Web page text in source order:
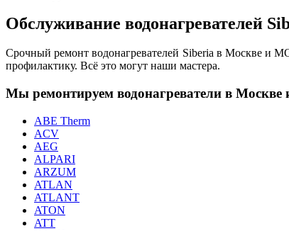
Обслуживание водонагревателей
Срочный ремонт водонагревателей Siberia в Москве и
профилактику. Всё это могут наши мастера.
Мы ремонтируем водонагреватели в
ABE Therm
ACV
AEG
ALPARI
ARZUM
ATLAN
ATLANT
ATON
ATT